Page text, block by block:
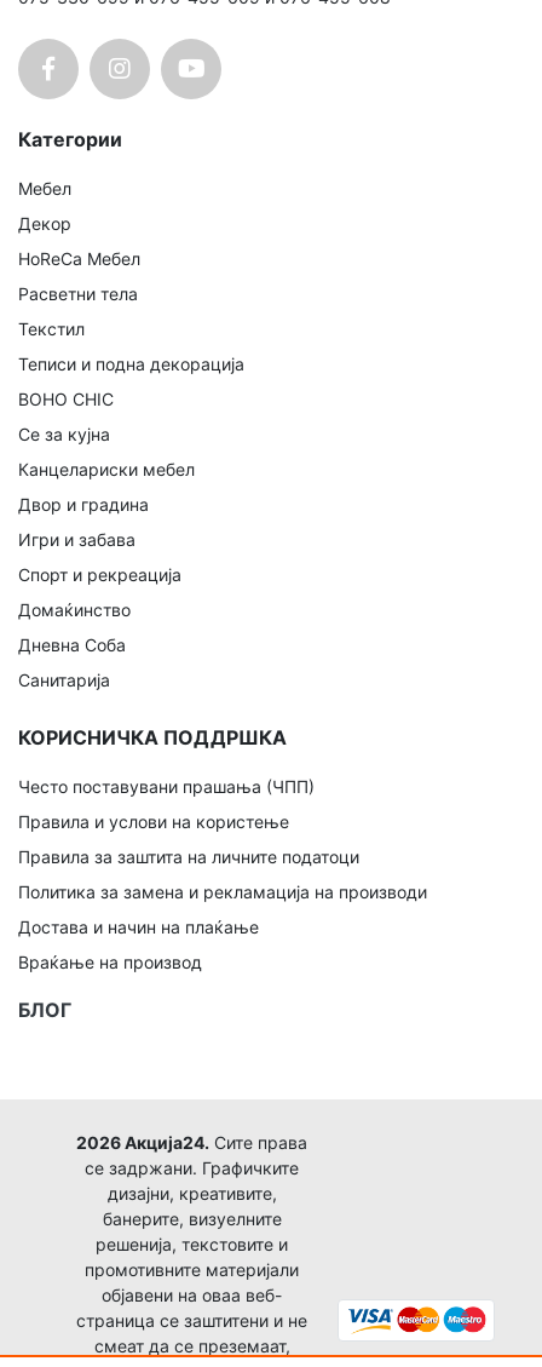
Категории
Мебел
Декор
HoReCa Мебел
Расветни тела
Текстил
Теписи и подна декорација
BOHO CHIC
Се за кујна
Канцелариски мебел
Двор и градина
Игри и забава
Спорт и рекреација
Домаќинство
Дневна Соба
Санитарија
КОРИСНИЧКА ПОДДРШКА
Често поставувани прашања (ЧПП)
Правила и услови на користење
Правила за заштита на личните податоци
Политика за замена и рекламација на производи
Достава и начин на плаќање
Враќање на производ
БЛОГ
2026 Акција24. Сите права
се задржани. Графичките
дизајни, креативите,
банерите, визуелните
решенија, текстовите и
промотивните материјали
објавени на оваа веб-
страница се заштитени и не
смеат да се преземаат,